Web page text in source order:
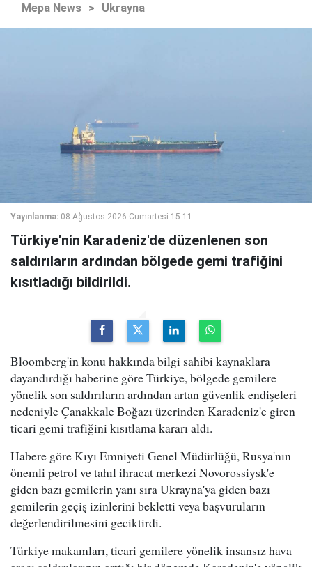
Mepa News > Ukrayna
Yayınlanma: 08 Ağustos 2026 Cumartesi 15:11
Türkiye'nin Karadeniz'de düzenlenen son
saldırıların ardından bölgede gemi trafiğini
kısıtladığı bildirildi.
Bloomberg'in konu hakkında bilgi sahibi kaynaklara
dayandırdığı haberine göre Türkiye, bölgede gemilere
yönelik son saldırıların ardından artan güvenlik endişeleri
nedeniyle Çanakkale Boğazı üzerinden Karadeniz'e giren
ticari gemi trafiğini kısıtlama kararı aldı.
Habere göre Kıyı Emniyeti Genel Müdürlüğü, Rusya'nın
önemli petrol ve tahıl ihracat merkezi Novorossiysk'e
giden bazı gemilerin yanı sıra Ukrayna'ya giden bazı
gemilerin geçiş izinlerini bekletti veya başvuruların
değerlendirilmesini geciktirdi.
Türkiye makamları, ticari gemilere yönelik insansız hava